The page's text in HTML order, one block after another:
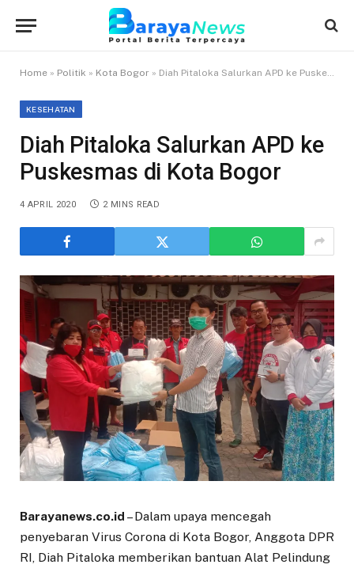
Home » Politik » Kota Bogor » Diah Pitaloka Salurkan APD ke Puskesmas di Kota Bogor
KESEHATAN
Diah Pitaloka Salurkan APD ke
Puskesmas di Kota Bogor
4 APRIL 2020 2 MINS READ
Barayanews.co.id – Dalam upaya mencegah
penyebaran Virus Corona di Kota Bogor, Anggota DPR
RI, Diah Pitaloka memberikan bantuan Alat Pelindung